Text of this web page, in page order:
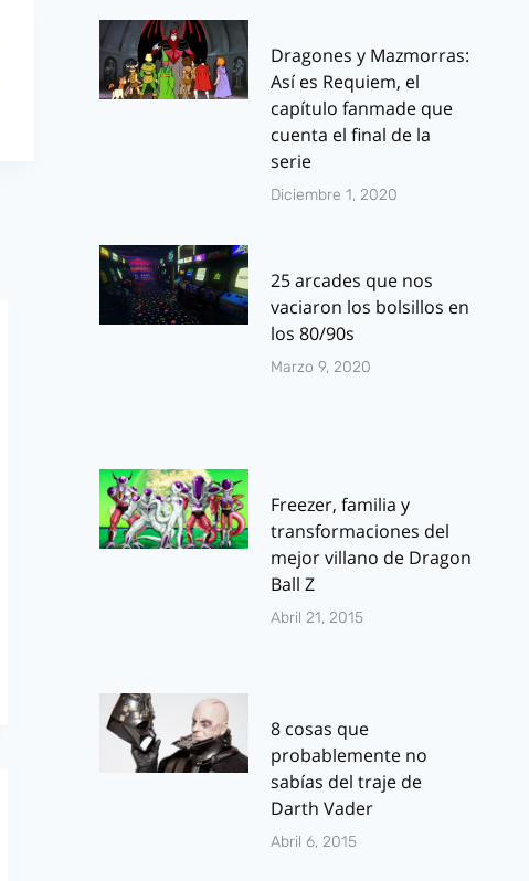
Dragones y Mazmorras:
Así es Requiem, el
capítulo fanmade que
cuenta el final de la
serie
Diciembre 1, 2020
25 arcades que nos
vaciaron los bolsillos en
los 80/90s
Marzo 9, 2020
Freezer, familia y
transformaciones del
mejor villano de Dragon
Ball Z
Abril 21, 2015
8 cosas que
probablemente no
sabías del traje de
Darth Vader
Abril 6, 2015